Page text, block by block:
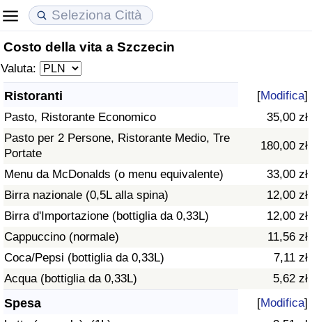
Costo della vita a Szczecin
Valuta:
Ristoranti [Modifica]
Pasto, Ristorante Economico
35,00 zł
Pasto per 2 Persone, Ristorante Medio, Tre
Portate
180,00 zł
Menu da McDonalds (o menu equivalente)
33,00 zł
Birra nazionale (0,5L alla spina)
12,00 zł
Birra d'Importazione (bottiglia da 0,33L)
12,00 zł
Cappuccino (normale)
11,56 zł
Coca/Pepsi (bottiglia da 0,33L)
7,11 zł
Acqua (bottiglia da 0,33L)
5,62 zł
Spesa [Modifica]
Costo della vita
Indice Del Costo Della Vita (corrente)
Indice Del Costo Della Vita
Indice del Costo della Vita per Nazione
ad Aqaba
Prezzi degli immobili
Indice del Prezzo delle Case (Corrente)
Indice del Prezzo delle Case
Indice del Prezzo delle Case per Nazione
Qualità della Vita
Indice della Qualità della Vita
Indice della Qualità della Vita (Corrente)
Indice della qualità della vita per Paese
Criminalità
Indice del Tasso di Criminalità (Corrente)
Indice della Criminalità
Indice di criminalità per paese